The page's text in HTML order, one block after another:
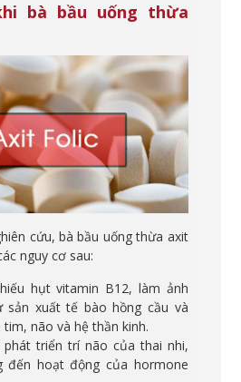
bà bầu uống thừa
cứu, bà bầu uống thừa axit
nguy cơ sau:
hụt vitamin B12, làm ảnh
sản xuất tế bào hồng cầu và
não và hệ thần kinh.
triển trí não của thai nhi,
đến hoạt động của hormone